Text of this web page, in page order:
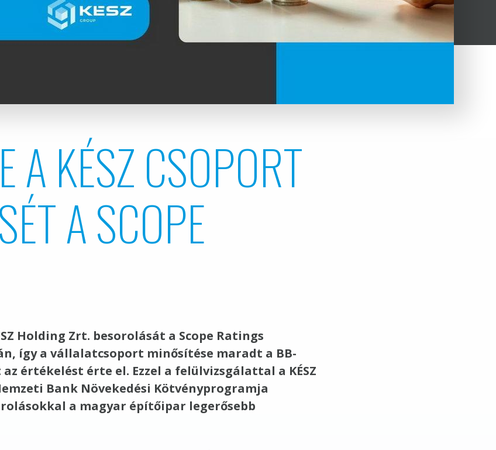
A KÉSZ CSOPORT
A SCOPE
Holding Zrt. besorolását a Scope Ratings
így a vállalatcsoport minősítése maradt a BB-
értékelést érte el. Ezzel a felülvizsgálattal a KÉSZ
Bank Növekedési Kötvényprogramja
a magyar építőipar legerősebb